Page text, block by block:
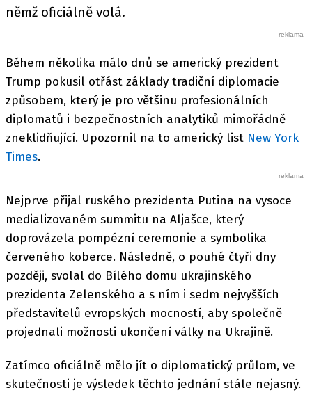
němž oficiálně volá.
Během několika málo dnů se americký prezident
Trump pokusil otřást základy tradiční diplomacie
způsobem, který je pro většinu profesionálních
diplomatů i bezpečnostních analytiků mimořádně
zneklidňující. Upozornil na to americký list New York
Times.
Nejprve přijal ruského prezidenta Putina na vysoce
medializovaném summitu na Aljašce, který
doprovázela pompézní ceremonie a symbolika
červeného koberce. Následně, o pouhé čtyři dny
později, svolal do Bílého domu ukrajinského
prezidenta Zelenského a s ním i sedm nejvyšších
představitelů evropských mocností, aby společně
projednali možnosti ukončení války na Ukrajině.
Zatímco oficiálně mělo jít o diplomatický průlom, ve
skutečnosti je výsledek těchto jednání stále nejasný.